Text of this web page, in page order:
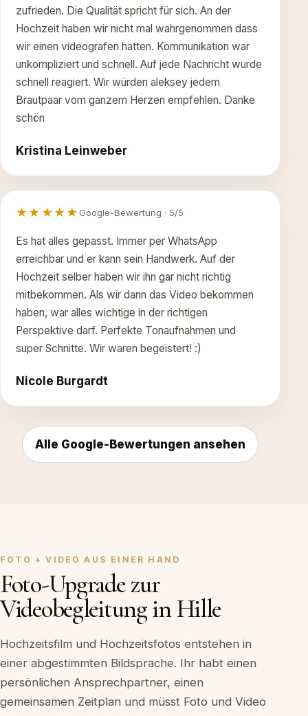
zufrieden. Die Qualität spricht für sich. An der
Hochzeit haben wir nicht mal wahrgenommen dass
wir einen videografen hatten. Kommunikation war
unkompliziert und schnell. Auf jede Nachricht wurde
schnell reagiert. Wir würden aleksey jedem
Brautpaar vom ganzem Herzen empfehlen. Danke
schön
Kristina Leinweber
★★★★★Google-Bewertung · 5/5
Es hat alles gepasst. Immer per WhatsApp
erreichbar und er kann sein Handwerk. Auf der
Hochzeit selber haben wir ihn gar nicht richtig
mitbekommen. Als wir dann das Video bekommen
haben, war alles wichtige in der richtigen
Perspektive darf. Perfekte Tonaufnahmen und
super Schnitte. Wir waren begeistert! :)
Nicole Burgardt
Alle Google-Bewertungen ansehen
FOTO + VIDEO AUS EINER HAND
Foto-Upgrade zur
Videobegleitung in Hille
Hochzeitsfilm und Hochzeitsfotos entstehen in
einer abgestimmten Bildsprache. Ihr habt einen
persönlichen Ansprechpartner, einen
gemeinsamen Zeitplan und müsst Foto und Video